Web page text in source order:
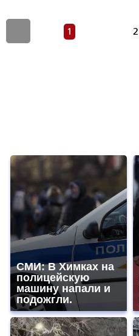
1 2
СМИ: В Химках на
полицейскую
машину напали и
подожгли.